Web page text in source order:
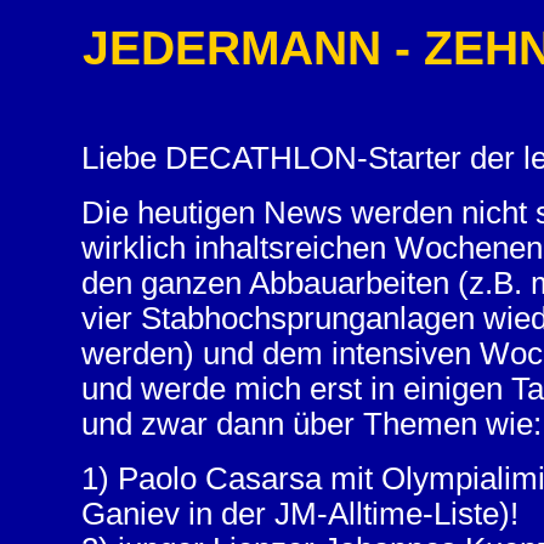
JEDERMANN -
Liebe DECATHLON-Starter der
Die heutigen News werden
wirklich inhaltsreichen
den ganzen Abbauarbeiten (z.B.
vier Stabhochsprunganlagen
werden) und dem intensiven
und werde mich erst in einigen
und zwar dann über Themen wie:
1) Paolo Casarsa mit
Ganiev in der JM-Alltime-Liste)!